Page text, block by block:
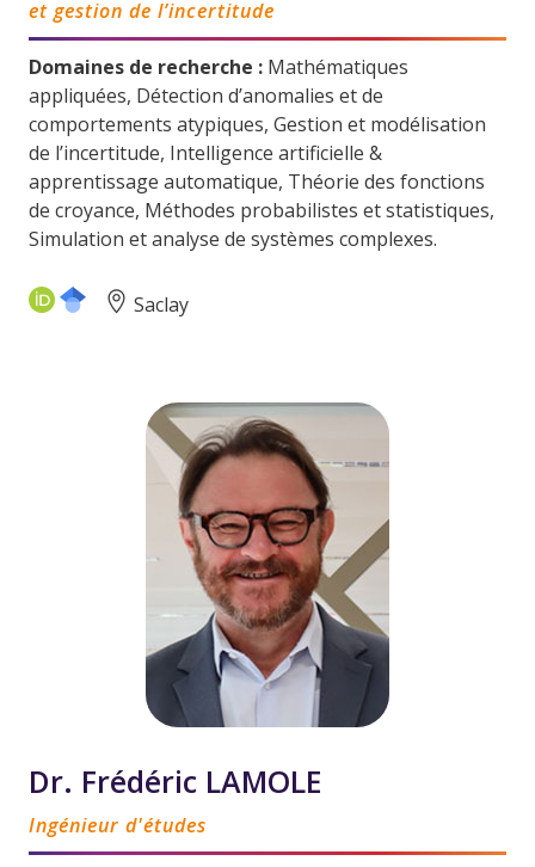
et gestion de l’incertitude
Domaines de recherche : Mathématiques
appliquées, Détection d’anomalies et de
comportements atypiques, Gestion et modélisation
de l’incertitude, Intelligence artificielle &
apprentissage automatique, Théorie des fonctions
de croyance, Méthodes probabilistes et statistiques,
Simulation et analyse de systèmes complexes.
Saclay
Dr. Frédéric LAMOLE
Ingénieur d'études